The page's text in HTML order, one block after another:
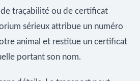
de traçabilité ou de certificat
sérieux attribue un numéro
animal et restitue un certificat
portant son nom.